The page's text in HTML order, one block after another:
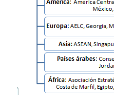
Normas de origen
Europea
Bienes
Tolerancia